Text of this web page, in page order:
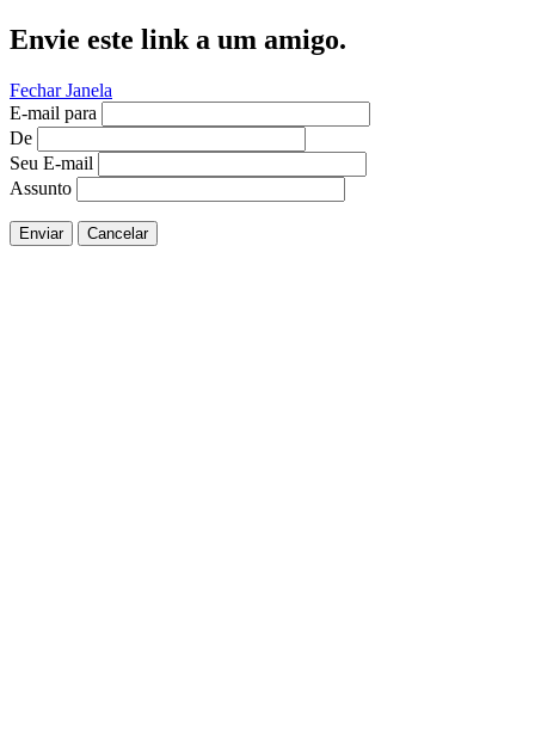
Envie este link a um amigo.
Fechar Janela
E-mail para
De
Seu E-mail
Assunto
Enviar Cancelar